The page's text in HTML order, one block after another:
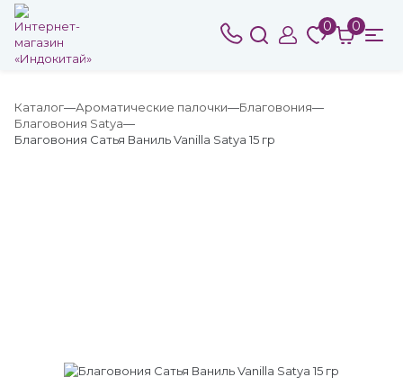
0 0
Каталог Ароматические палочки
Благовония
Благовония Satya
Благовония Сатья Ваниль Vanilla Satya 15 гр